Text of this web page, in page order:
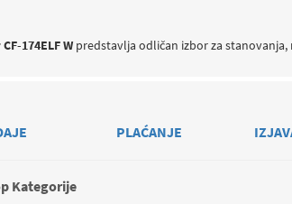
174ELF W predstavlja odličan izbor za
PLAĆANJE
Kategorije